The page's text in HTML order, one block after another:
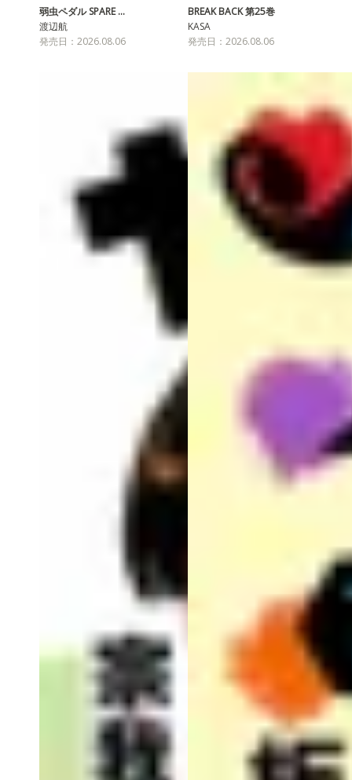
弱虫ペダル SPARE …
渡辺航
発売日：2026.08.06
BREAK BACK 第25巻
KASA
発売日：2026.08.06